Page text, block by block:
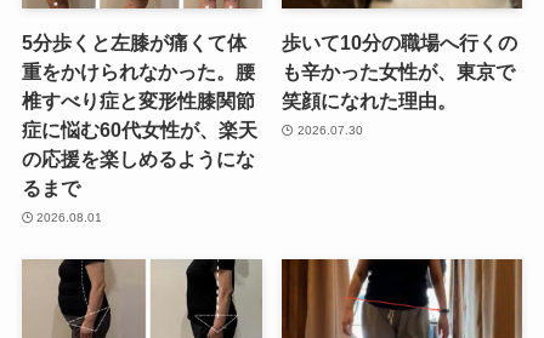
5分歩くと左膝が痛くて体
重をかけられなかった。腰
椎すべり症と変形性膝関節
症に悩む60代女性が、楽天
の応援を楽しめるようにな
るまで
2026.08.01
歩いて10分の職場へ行くの
も辛かった女性が、東京で
笑顔になれた理由。
2026.07.30